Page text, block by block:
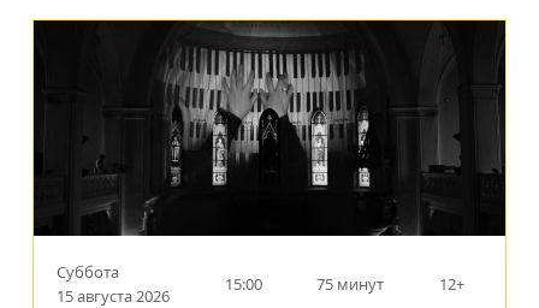
Суббота
15 августа 2026
15:00 75 минут 12+